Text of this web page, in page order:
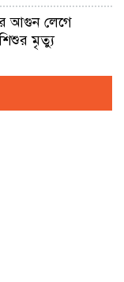
আগুন লেগে
শিশুর মৃত্যু
সাকিবকে
আটক
প্রতিবাদ